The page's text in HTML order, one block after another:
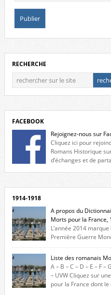
RECHERCHE
FACEBOOK
Rejoignez-nous sur
Cliquez ici pour
Romans Historique
d’échanges et de
1914-1918
A propos du
Morts pour la France,
L’année 2014
Première Guerre
biographique veut rendre
France durant ce conflit. La base
constituée des noms gravés sur
l’Hôtel de Ville, du lycée du
Liste des romanais
A – B – C – D – E – F –
– UVW Cliquez sur
pour la France dont